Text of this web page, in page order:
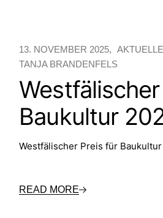
13. NOVEMBER 2025
TANJA BRANDENFELS
Baukultur
Westfälischer Preis für
READ MORE